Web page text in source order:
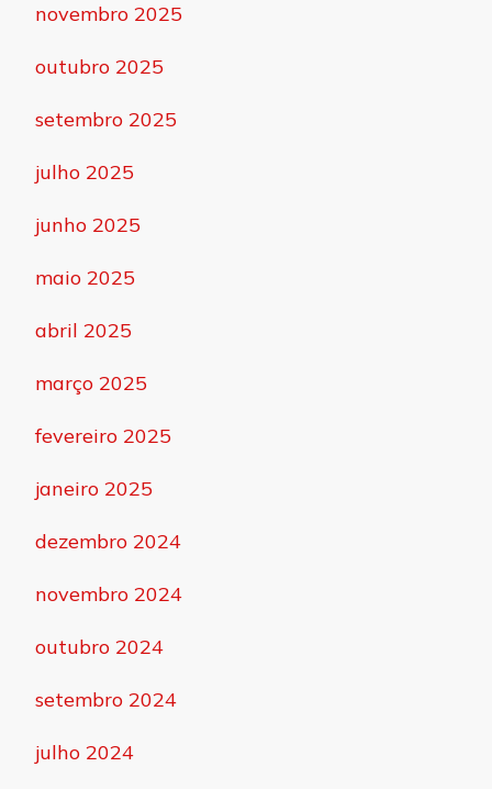
novembro 2025
outubro 2025
setembro 2025
julho 2025
junho 2025
maio 2025
abril 2025
março 2025
fevereiro 2025
janeiro 2025
dezembro 2024
novembro 2024
outubro 2024
setembro 2024
julho 2024